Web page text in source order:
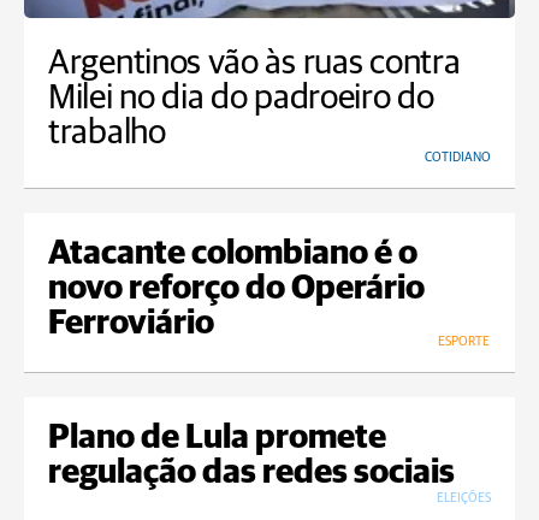
Argentinos vão às ruas contra
Milei no dia do padroeiro do
trabalho
COTIDIANO
Atacante colombiano é o
novo reforço do Operário
Ferroviário
ESPORTE
Plano de Lula promete
regulação das redes sociais
ELEIÇÕES